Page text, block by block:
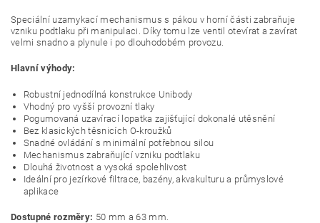
Speciální uzamykací mechanismus s pákou v horní části zabraňuje
vzniku podtlaku při manipulaci. Díky tomu lze ventil otevírat a zavírat
velmi snadno a plynule i po dlouhodobém provozu.
Hlavní výhody:
Robustní jednodílná konstrukce Unibody
Vhodný pro vyšší provozní tlaky
Pogumovaná uzavírací lopatka zajišťující dokonalé utěsnění
Bez klasických těsnicích O-kroužků
Snadné ovládání s minimální potřebnou silou
Mechanismus zabraňující vzniku podtlaku
Dlouhá životnost a vysoká spolehlivost
Ideální pro jezírkové filtrace, bazény, akvakulturu a průmyslové
aplikace
Dostupné rozměry: 50 mm a 63 mm.